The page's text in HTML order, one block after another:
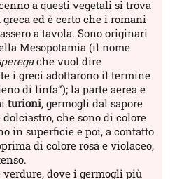
a questi vegetali si trova
ed è certo che i romani
a tavola. Sono originari
Mesopotamia (il nome
che vuol dire
i greci adottarono il termine
di linfa”); la parte aerea e
turioni, germogli dal sapore
che sono di colore
in superficie e poi, a contatto
di colore rosa e violaceo,
dove i germogli più